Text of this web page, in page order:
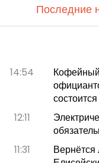
Последние
14:54
Кофейный
12:11
11:31
Вернётся